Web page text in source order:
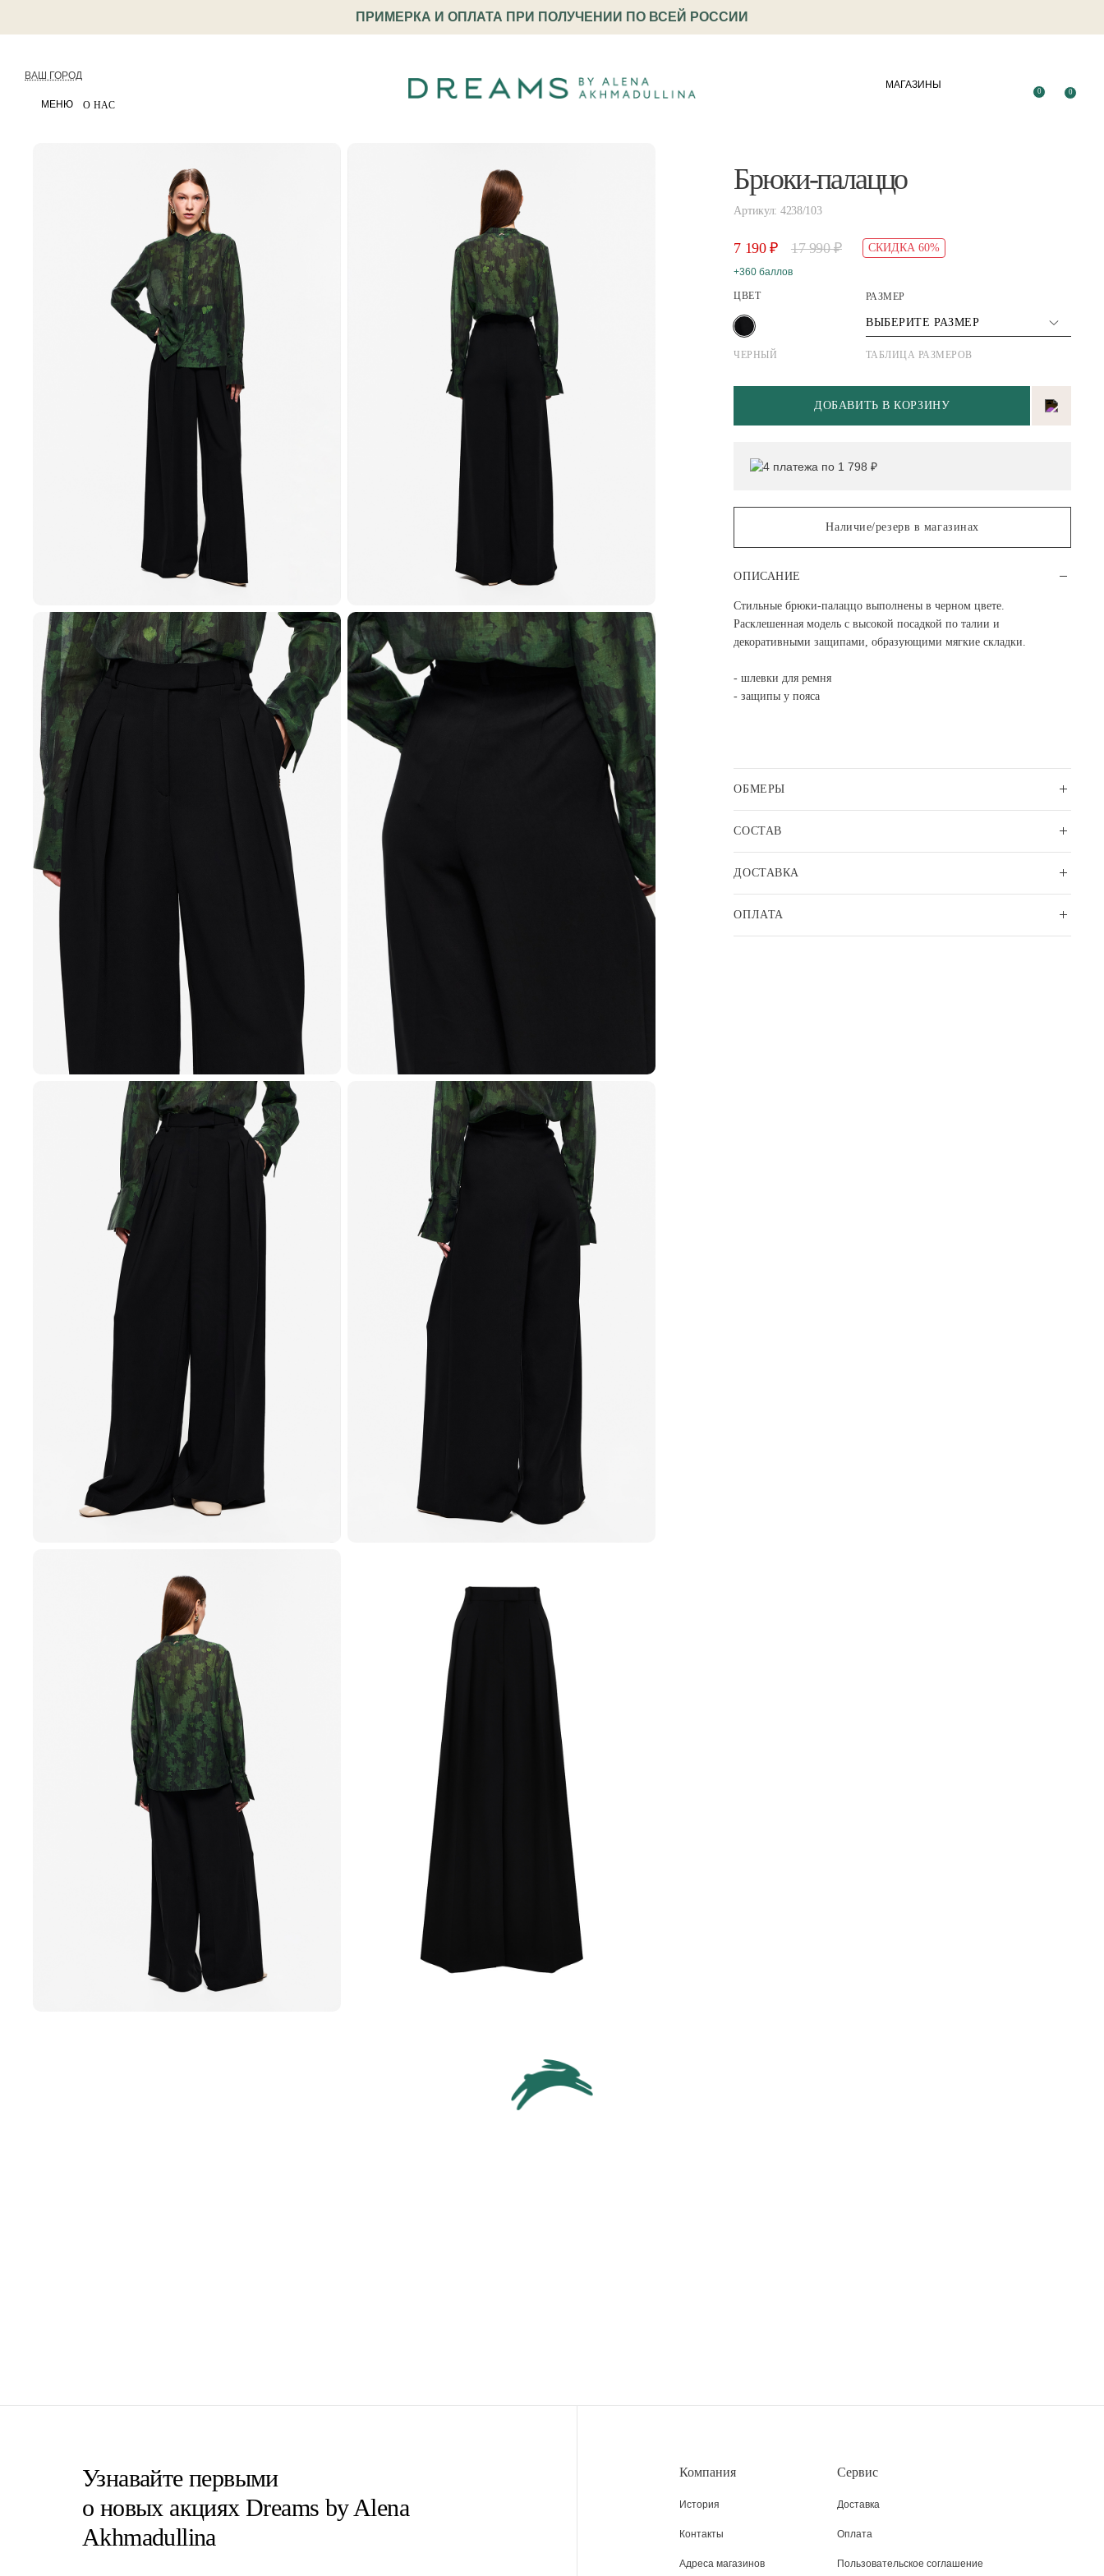
ПРИМЕРКА И ОПЛАТА ПРИ ПОЛУЧЕНИИ ПО ВСЕЙ РОССИИ
ВАШ ГОРОД
МЕНЮ О НАС
МАГАЗИНЫ
0 0
Брюки-палаццо
Артикул: 4238/103
7 190 ₽ 17 990 ₽ СКИДКА 60%
+360 баллов
ЦВЕТ
ЧЕРНЫЙ
РАЗМЕР
ВЫБЕРИТЕ РАЗМЕР
ТАБЛИЦА РАЗМЕРОВ
ДОБАВИТЬ В КОРЗИНУ
4 платежа по 1 798 ₽
Наличие/резерв в магазинах
ОПИСАНИЕ
Стильные брюки-палаццо выполнены в черном цвете.
Расклешенная модель с высокой посадкой по талии и
декоративными защипами, образующими мягкие складки.
- шлевки для ремня
- защипы у пояса
ОБМЕРЫ
СОСТАВ
ДОСТАВКА
ОПЛАТА
Узнавайте первыми
о новых акциях Dreams by Alena
Akhmadullina
Компания
История
Контакты
Адреса магазинов
Сервис
Доставка
Оплата
Пользовательское соглашение